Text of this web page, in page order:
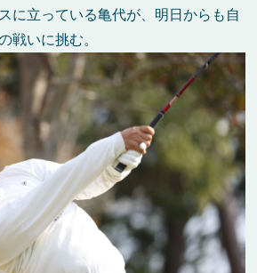
に立っている亀代が、明日からも自
戦いに挑む。